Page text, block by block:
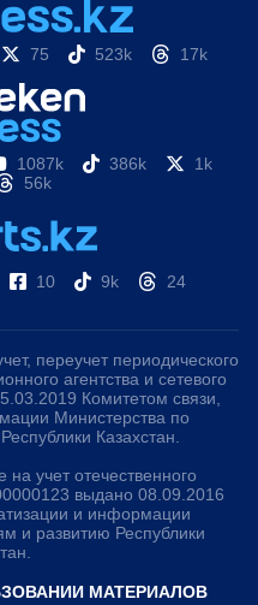
75 523k 17k
1087k 386k
1k
56k
10 9k 24
переучет периодического
агентства и сетевого
Комитетом связи,
Министерства по
Казахстан.
на учет отечественного
выдано 08.09.2016
и информации
и развитию Республики
МАТЕРИАЛОВ